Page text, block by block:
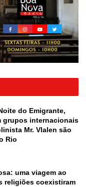
do Emigrante,
grupos internacionais
Mr. Vlalen são
Rio
uma viagem ao
religiões coexistiram